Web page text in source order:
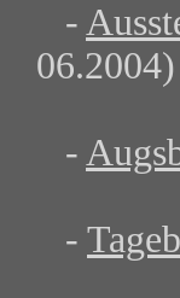
-
06.2004)
-
-